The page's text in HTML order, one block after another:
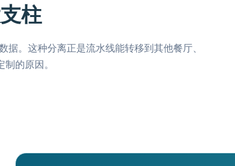
柱
。这种分离正是流水线能转移到其他餐厅、
的原因。